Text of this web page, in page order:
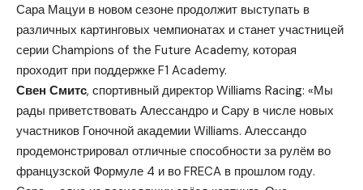
Сара Мацуи в новом сезоне продолжит выступать в
различных картинговых чемпионатах и станет участницей
серии Champions of the Future Academy, которая
проходит при поддержке F1 Academy.
Свен Смитс, спортивный директор Williams Racing: «Мы
рады приветствовать Алессандро и Сару в числе новых
участников Гоночной академии Williams. Алессандо
продемонстрировал отличные способности за рулём во
французской Формуле 4 и во FRECA в прошлом году.